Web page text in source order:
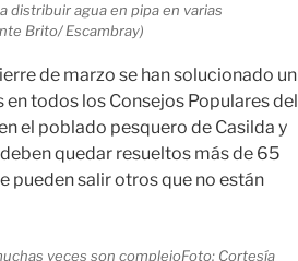
distribuir agua en pipa en varias
Brito/ Escambray)
de marzo se han solucionado un
todos los Consejos Populares del
el poblado pesquero de Casilda y
quedar resueltos más de 65
pueden salir otros que no están